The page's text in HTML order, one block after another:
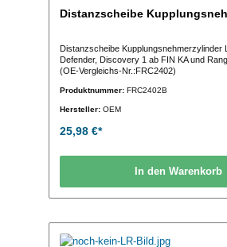
Distanzscheibe
Distanzscheibe Kupplungsnehmerzylinder
Defender, Discovery 1 ab FIN KA und
(OE-Vergleichs-Nr.:FRC2402)
Produktnummer: FRC2402B
Hersteller: OEM
25,98 €*
In den Warenkorb